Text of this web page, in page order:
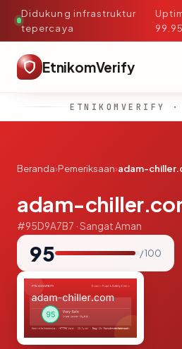
Didukung infrastruktur
tepercaya
·
EtnikomVerify
ETNIKOMVERIFY
Beranda›Pemeriksaan›adam-
adam-
#95D9A7B7 · Sangat Aman
95 / 100